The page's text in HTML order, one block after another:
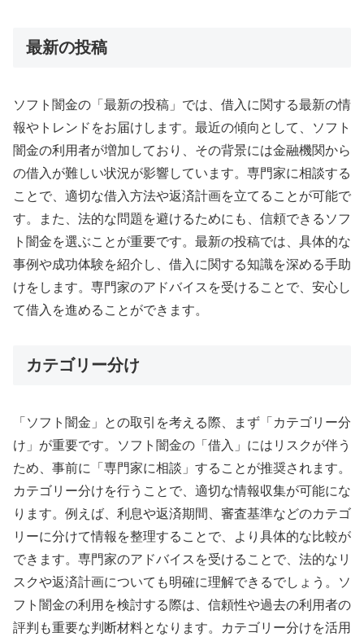
最新の投稿
ソフト闇金の「最新の投稿」では、借入に関する最新の情
報やトレンドをお届けします。最近の傾向として、ソフト
闇金の利用者が増加しており、その背景には金融機関から
の借入が難しい状況が影響しています。専門家に相談する
ことで、適切な借入方法や返済計画を立てることが可能で
す。また、法的な問題を避けるためにも、信頼できるソフ
ト闇金を選ぶことが重要です。最新の投稿では、具体的な
事例や成功体験を紹介し、借入に関する知識を深める手助
けをします。専門家のアドバイスを受けることで、安心し
て借入を進めることができます。
カテゴリー分け
「ソフト闇金」との取引を考える際、まず「カテゴリー分
け」が重要です。ソフト闇金の「借入」にはリスクが伴う
ため、事前に「専門家に相談」することが推奨されます。
カテゴリー分けを行うことで、適切な情報収集が可能にな
ります。例えば、利息や返済期間、審査基準などのカテゴ
リーに分けて情報を整理することで、より具体的な比較が
できます。専門家のアドバイスを受けることで、法的なリ
スクや返済計画についても明確に理解できるでしょう。ソ
フト闇金の利用を検討する際は、信頼性や過去の利用者の
評判も重要な判断材料となります。カテゴリー分けを活用